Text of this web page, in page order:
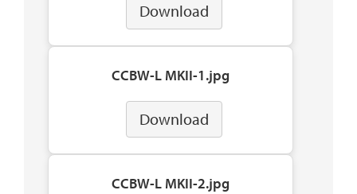
Download
CCBW-L MKII-1.jpg
Download
CCBW-L MKII-2.jpg